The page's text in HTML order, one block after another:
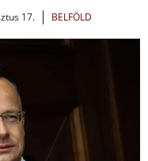
17. BELFÖLD